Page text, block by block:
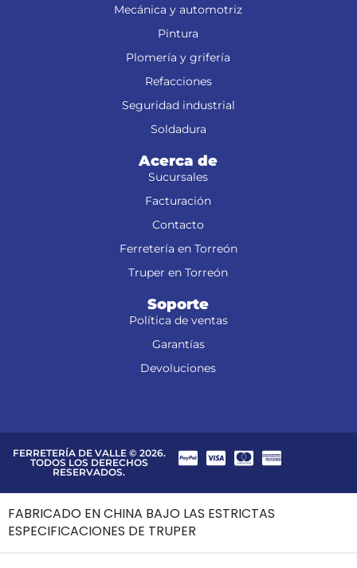
Mecánica y automotriz
Pintura
Plomería y grifería
Refacciones
Seguridad industrial
Soldadura
Acerca de
Sucursales
Facturación
Contacto
Ferretería en Torreón
Truper en Torreón
Soporte
Política de ventas
Garantías
Devoluciones
FERRETERÍA DE VALLE © 2026.
TODOS LOS DERECHOS
RESERVADOS.
FABRICADO EN CHINA BAJO LAS ESTRICTAS
ESPECIFICACIONES DE TRUPER